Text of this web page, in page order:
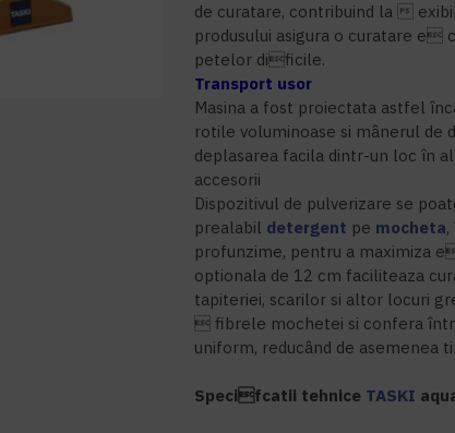
de curatare, contribuind la
produsului asigura o curatare e
petelor dificile.
Transport usor
Masina a fost proiectata astfel
rotile voluminoase si mânerul de
deplasarea facila dintr-un loc în
accesorii
Dispozitivul de pulverizare se
prealabil detergent pe mocheta
profunzime, pentru a maximiza
optionala de 12 cm faciliteaza
tapiteriei, scarilor si altor locuri
 fibrele mochetei si confera
uniform, reducând de asemenea
Specifcatii tehnice TASKI